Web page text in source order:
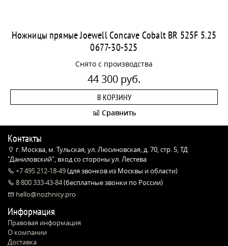
Ножницы прямые Joewell Concave Cobalt BR 525F 5.25
0677-30-525
Снято с производства
44 300 руб.
В КОРЗИНУ
Сравнить
Контакты
г. Москва, м. Тульская, ул. Люсиновская, д. 70, стр. 5, ТД
"Даниловский", вход со стороны ул. Лестева
+7 495 212-18-49(для звонков из Москвы и области)
8 800 333-43-84(бесплатные звонки по России)
hello@nozhnicy.pro
Информация
Правовая информация
О компании
Доставка